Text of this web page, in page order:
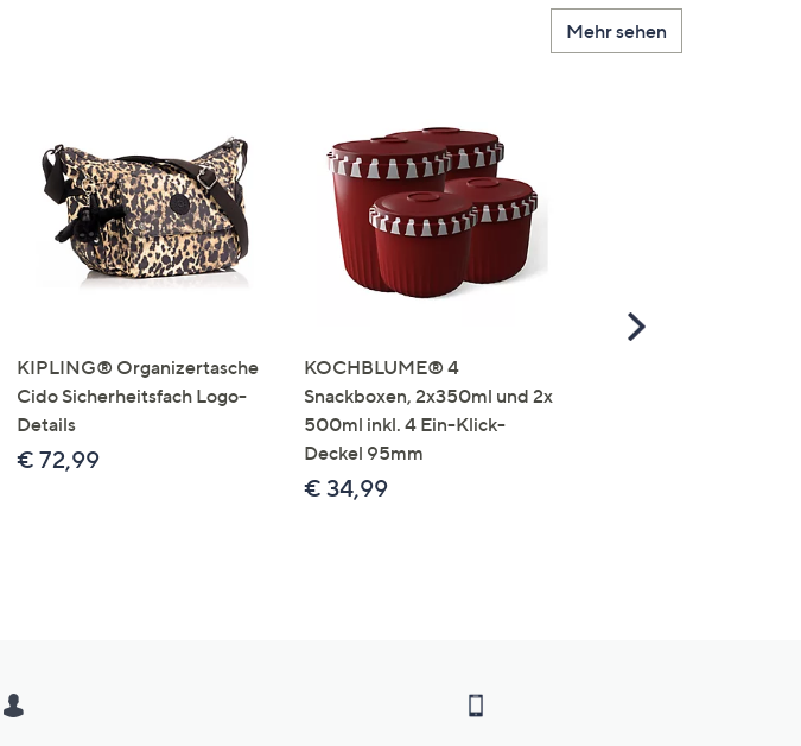
Mehr sehen
KIPLING® Organizertasche
Cido Sicherheitsfach Logo-
Details
€ 72,99
KOCHBLUME® 4
Snackboxen, 2x350ml und 2x
500ml inkl. 4 Ein-Klick-
Deckel 95mm
€ 34,99
Scroll